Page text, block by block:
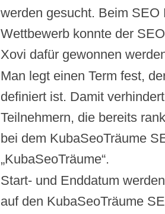
werden gesucht. Beim SEO
Wettbewerb konnte der
Xovi dafür gewonnen
Man legt einen Term fest,
definiert ist. Damit
Teilnehmern, die bereits
bei dem KubaSeoTräume
„KubaSeoTräume“.
Start- und Enddatum
auf den KubaSeoTräume